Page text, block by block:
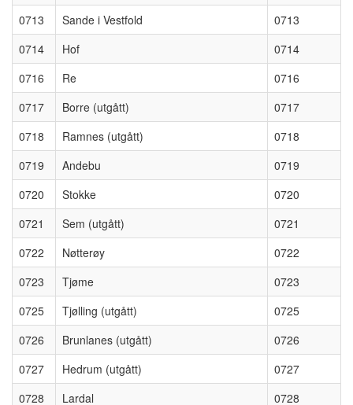
0713
Sande i Vestfold
0713
0714
Hof
0714
0716
Re
0716
0717
Borre (utgått)
0717
0718
Ramnes (utgått)
0718
0719
Andebu
0719
0720
Stokke
0720
0721
Sem (utgått)
0721
0722
Nøtterøy
0722
0723
Tjøme
0723
0725
Tjølling (utgått)
0725
0726
Brunlanes (utgått)
0726
0727
Hedrum (utgått)
0727
0728
Lardal
0728